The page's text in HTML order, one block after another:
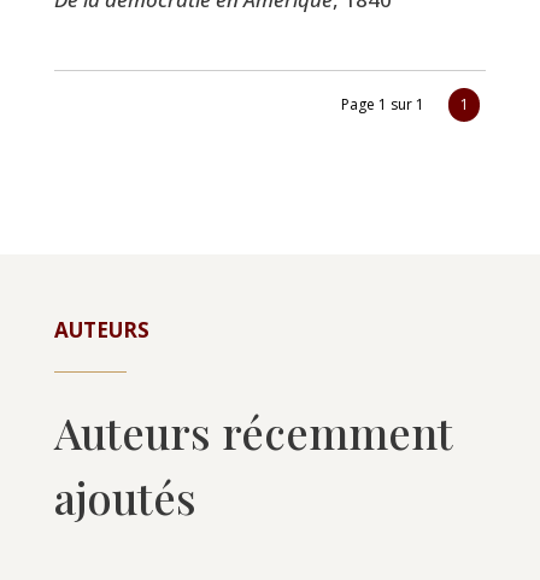
Page 1 sur 1 1
AUTEURS
Auteurs récemment
ajoutés